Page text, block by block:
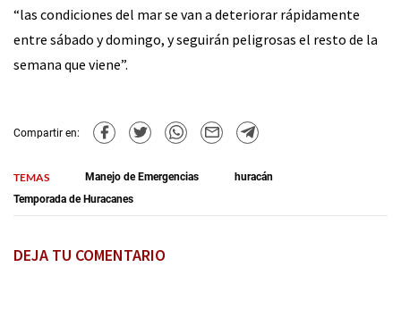
“las condiciones del mar se van a deteriorar rápidamente
entre sábado y domingo, y seguirán peligrosas el resto de la
semana que viene”.
Compartir en:
TEMAS Manejo de Emergencias
huracán
Temporada de Huracanes
DEJA TU COMENTARIO